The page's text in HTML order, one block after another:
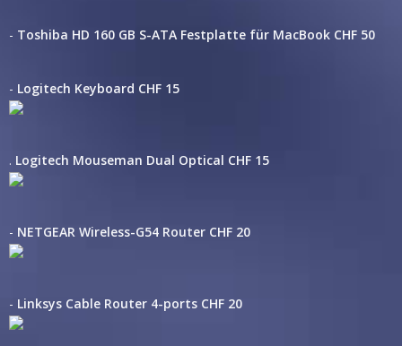
- Toshiba HD 160 GB S-ATA Festplatte für MacBook CHF 50
- Logitech Keyboard CHF 15
. Logitech Mouseman Dual Optical CHF 15
- NETGEAR Wireless-G54 Router CHF 20
- Linksys Cable Router 4-ports CHF 20